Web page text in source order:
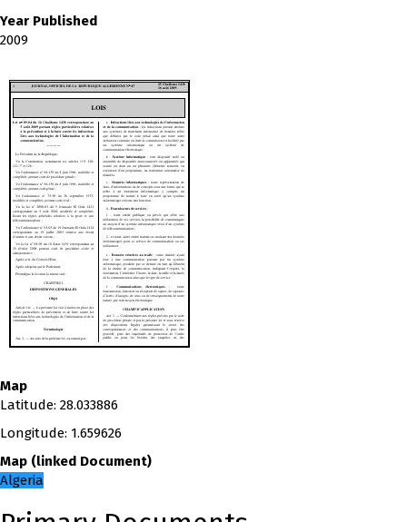
Year Published
2009
Map
Latitude: 28.033886
Longitude: 1.659626
Map (linked Document)
Algeria